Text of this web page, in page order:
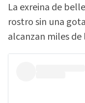
La exreina de
rostro sin una
alcanzan miles